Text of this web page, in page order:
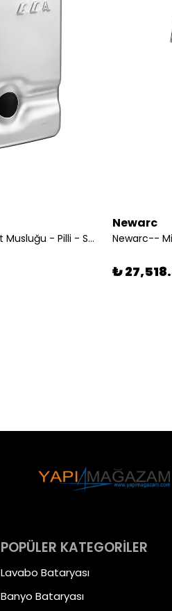
Eca-Fotoselli Taharet Musluğu - Pilli - Sıva Altı
Newarc
₺
POPÜLER KATEGORİLER
Lavabo Bataryası
Banyo Bataryası